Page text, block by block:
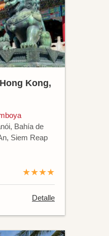
Kong,
Bahía de
Siem Reap
★★★★
Detalle